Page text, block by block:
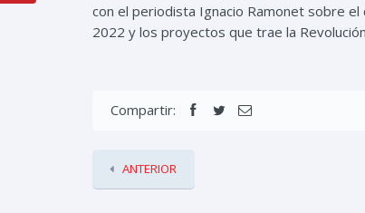
con el periodista Ignacio Ramonet sobre
2022 y los proyectos que trae la
Compartir:
ANTERIOR